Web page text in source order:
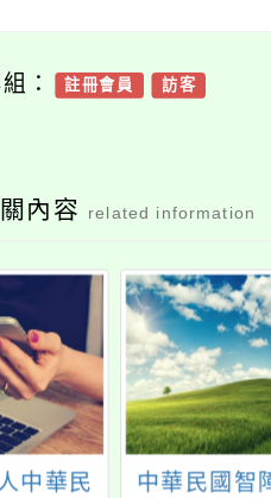
： 註冊會員 訪客
內容 related information
中華民 中華民國智